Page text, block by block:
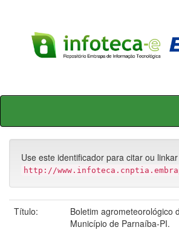
Skip
Use este identificador para citar ou
http://
Título:
Boletim agrometeorológico
Município de Parnaíba-PI.